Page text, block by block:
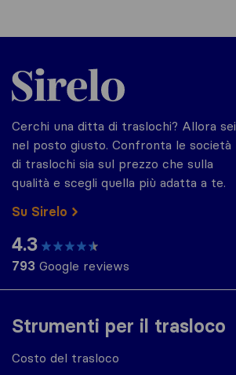
Strumenti per il trasloco
Costo del trasloco
Sirelo.it
Cerchi una ditta di traslochi? Allora sei
nel posto giusto. Confronta le società
di traslochi sia sul prezzo che sulla
qualità e scegli quella più adatta a te.
Su Sirelo
4.3
793 Google reviews